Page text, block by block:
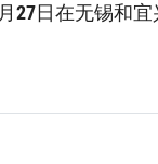
27日在无锡和